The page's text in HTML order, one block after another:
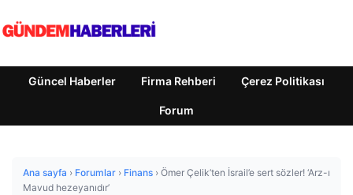
Güncel Haberler Firma Rehberi Çerez Politikası
Forum
Ana sayfa › Forumlar › Finans › Ömer Çelik’ten İsrail’e sert sözler! ‘Arz-ı
Mavud hezeyanıdır’